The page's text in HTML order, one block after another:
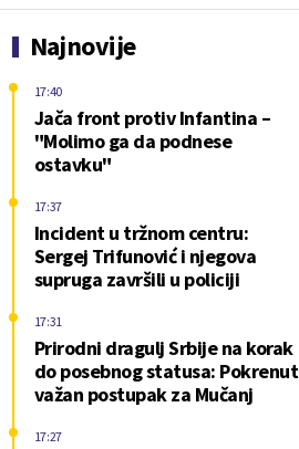
Najnovije
Jača front protiv Infantina –
"Molimo ga da podnese
ostavku"
17:40
Incident u tržnom centru:
Sergej Trifunović i njegova
supruga završili u policiji
17:37
Prirodni dragulj Srbije na korak
do posebnog statusa: Pokrenut
važan postupak za Mučanj
17:31
17:27